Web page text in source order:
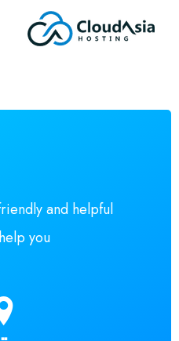
and helpful
you.